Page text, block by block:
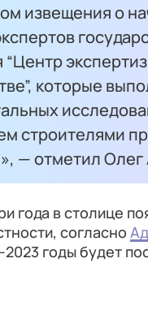
извещения о
которые
строителями
— отметил Олег
года в столице
согласно
годы будет